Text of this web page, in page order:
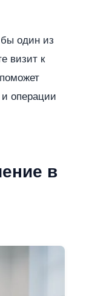
один из
визит к
и операции
в